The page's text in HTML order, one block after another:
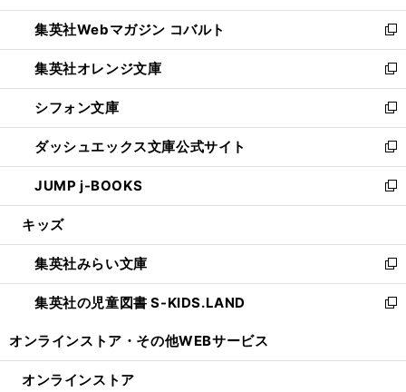
開
く
ウ
で
開
く
ン
ド
ウ
で
開
く
ウ
ィ
ン
ド
ウ
で
開
く
集英社Webマガジン コバルト
新
し
い
ウ
ィ
ン
ド
ウ
で
開
集英社オレンジ文庫
新
し
い
ウ
ィ
ン
ド
ウ
開
く
シフォン文庫
新
し
い
ウ
ィ
ン
ウ
で
開
く
ダッシュエックス文庫公式サイト
新
し
い
ウ
ン
ド
ウ
で
JUMP j-BOOKS
新
し
ウ
ィ
ン
ド
開
キッズ
集英社みらい文庫
新
し
い
ン
集英社の児童図書 S-KIDS.LAND
新
ウ
オンラインストア・ その他WEBサービス
オンラインストア